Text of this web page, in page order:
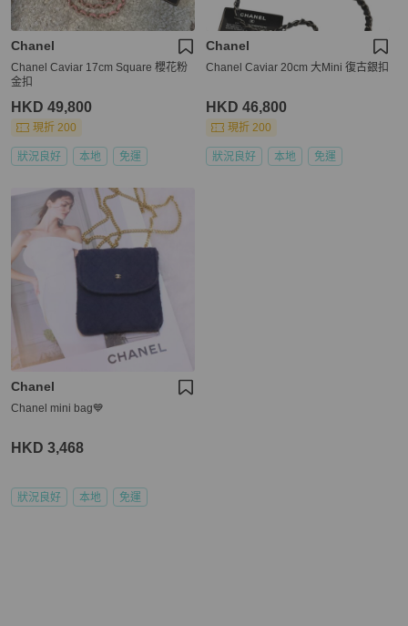
Chanel
Chanel Caviar 17cm Square 櫻花粉
金扣
HKD 49,800
現折 200
狀況良好 本地 免運
Chanel
Chanel Caviar 20cm 大Mini 復古銀扣
HKD 46,800
現折 200
狀況良好 本地 免運
Chanel
Chanel mini bag💙
HKD 3,468
狀況良好 本地 免運